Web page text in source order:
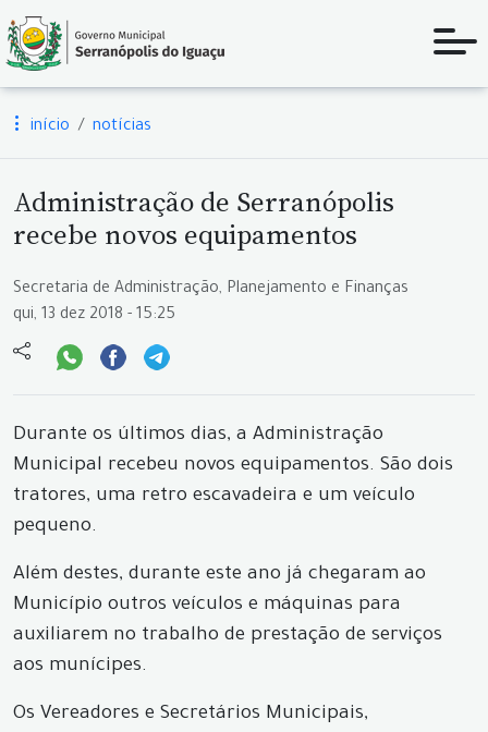
início notícias
Administração de Serranópolis
recebe novos equipamentos
Secretaria de Administração, Planejamento e Finanças
qui, 13 dez 2018 - 15:25
Durante os últimos dias, a Administração
Municipal recebeu novos equipamentos. São dois
tratores, uma retro escavadeira e um veículo
pequeno.
Além destes, durante este ano já chegaram ao
Município outros veículos e máquinas para
auxiliarem no trabalho de prestação de serviços
aos munícipes.
Os Vereadores e Secretários Municipais,